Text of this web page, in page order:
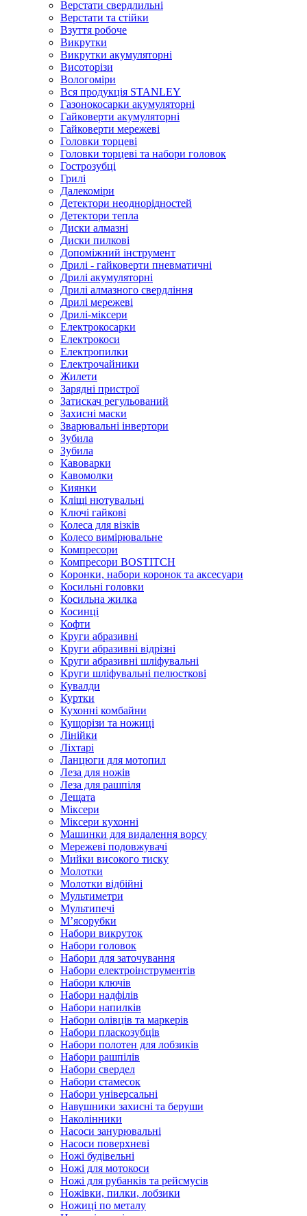
Верстати свердлильні
Верстати та стійки
Взуття робоче
Викрутки
Викрутки акумуляторні
Висоторізи
Вологоміри
Вся продукція STANLEY
Газонокосарки акумуляторні
Гайковерти акумуляторні
Гайковерти мережеві
Головки торцеві
Головки торцеві та набори головок
Гострозубці
Грилі
Далекоміри
Детектори неоднорідностей
Детектори тепла
Диски алмазні
Диски пилкові
Допоміжний інструмент
Дрилі - гайковерти пневматичні
Дрилі акумуляторні
Дрилі алмазного свердління
Дрилі мережеві
Дрилі-міксери
Електрокосарки
Електрокоси
Електропилки
Електрочайники
Жилети
Зарядні пристрої
Затискач регульований
Захисні маски
Зварювальні інвертори
Зубила
Зубила
Кавоварки
Кавомолки
Киянки
Кліщі нютувальні
Ключі гайкові
Колеса для візків
Колесо вимірювальне
Компресори
Компресори BOSTITCH
Коронки, набори коронок та аксесуари
Косильні головки
Косильна жилка
Косинці
Кофти
Круги абразивні
Круги абразивні відрізні
Круги абразивні шліфувальні
Круги шліфувальні пелюсткові
Кувалди
Куртки
Кухонні комбайни
Кущорізи та ножиці
Лінійки
Ліхтарі
Ланцюги для мотопил
Леза для ножів
Леза для рашпіля
Лещата
Міксери
Міксери кухонні
Машинки для видалення ворсу
Мережеві подовжувачі
Мийки високого тиску
Молотки
Молотки відбійні
Мультиметри
Мультипечі
М’ясорубки
Набори викруток
Набори головок
Набори для заточування
Набори електроінструментів
Набори ключів
Набори надфілів
Набори напилків
Набори олівців та маркерів
Набори пласкозубців
Набори полотен для лобзиків
Набори рашпілів
Набори свердел
Набори стамесок
Набори універсальні
Навушники захисні та беруши
Наколінники
Насоси занурювальні
Насоси поверхневі
Ножі будівельні
Ножі для мотокоси
Ножі для рубанків та рейсмусів
Ножівки, пилки, лобзики
Ножиці по металу